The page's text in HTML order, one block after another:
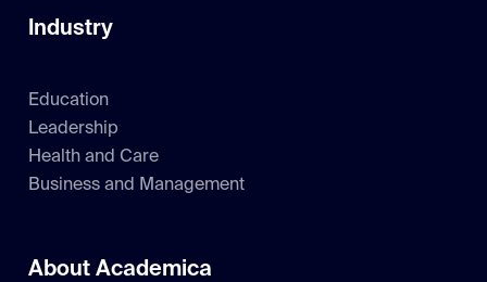
Industry
Education
Leadership
Health and Care
Business and Management
About Academica